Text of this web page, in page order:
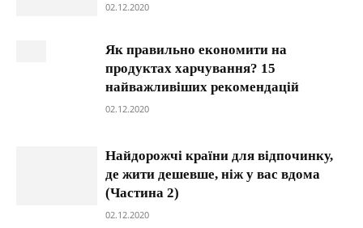
02.12.2020
Як правильно економити на
продуктах харчування? 15
найважливіших рекомендацій
02.12.2020
Найдорожчі країни для відпочинку,
де жити дешевше, ніж у вас вдома
(Частина 2)
02.12.2020